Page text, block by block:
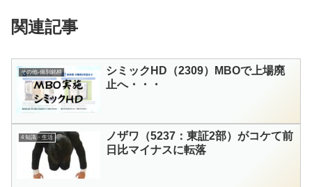
関連記事
その他-個別銘柄
シミックHD（2309）MBOで上場廃
止へ・・・
4 知識・生活
ノザワ（5237：東証2部）がコケて前
日比マイナスに転落